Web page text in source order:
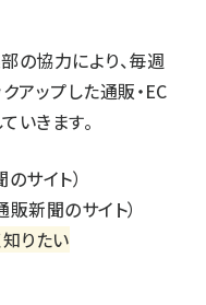
の協力により、毎週
アップした通販・EC
いきます。
サイト）
新聞のサイト）
りたい